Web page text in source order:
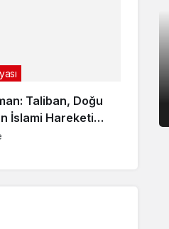
Taliban, Doğu
İslami Hareketi
Taleplerimizi